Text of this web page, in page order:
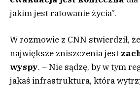
jakim jest ratowanie życia”.
W rozmowie z CNN stwierdził,
największe zniszczenia jest
wyspy. – Nie sądzę, by w tym
jakaś infrastruktura, która